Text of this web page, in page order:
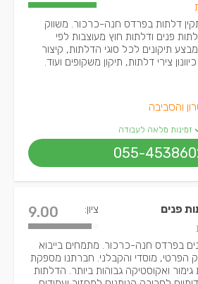
דלתות בפרדס חנה-כרכור. משווק
פנים ודלתות חוץ מעוצבות לפי
תיקונים לכל סוגי הדלתות, קיצור
צירי דלתות, תיקון משקופים ועוד.
והסביבה
זמינות מלאה לעבודה
055-
פנים ציון: 9.00
בפרדס חנה-כרכור. מתמחים בייבוא
הפרטי, מוסדי והקבלני. חברתנו מספקת
ואקוסטיקה גבוהות ביותר. הדלתות